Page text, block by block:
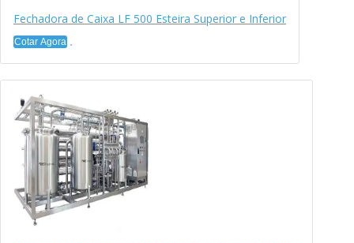
Fechadora de Caixa LF 500 Esteira Superior e Inferior
Cotar Agora